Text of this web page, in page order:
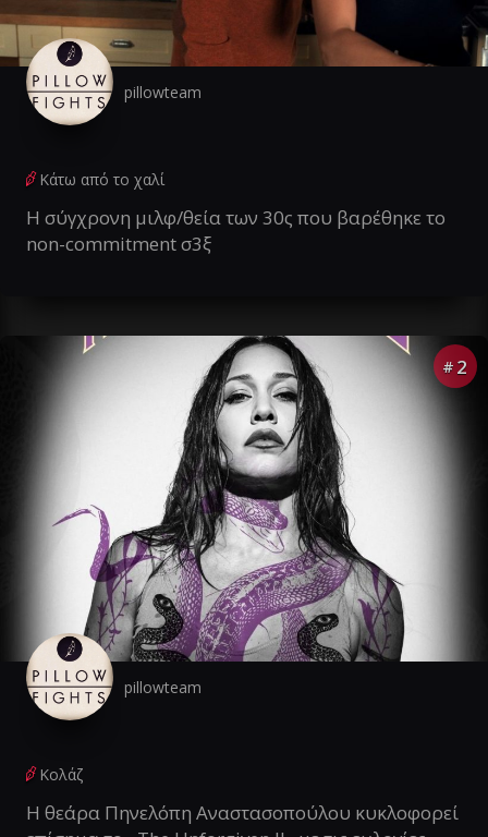
pillowteam
Κάτω από το χαλί
Η σύγχρονη μιλφ/θεία των 30ς που βαρέθηκε το
non-commitment σ3ξ
# 2
pillowteam
Κολάζ
Η θεάρα Πηνελόπη Αναστασοπούλου κυκλοφορεί